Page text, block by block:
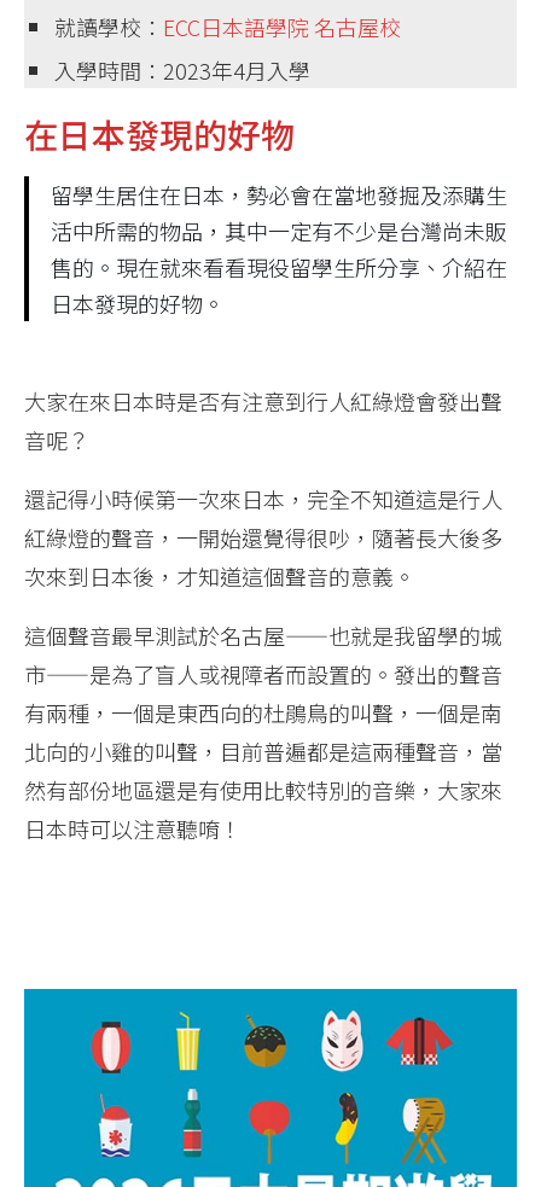
就讀學校： ECC日本語學院 名古屋校
入學時間：2023年4月入學
在日本發現的好物
留學生居住在日本，勢必會在當地發掘及添購生
活中所需的物品，其中一定有不少是台灣尚未販
售的。現在就來看看現役留學生所分享、介紹在
日本發現的好物。
大家在來日本時是否有注意到行人紅綠燈會發出聲
音呢？
還記得小時候第一次來日本，完全不知道這是行人
紅綠燈的聲音，一開始還覺得很吵，隨著長大後多
次來到日本後，才知道這個聲音的意義。
這個聲音最早測試於名古屋——也就是我留學的城
市——是為了盲人或視障者而設置的。發出的聲音
有兩種，一個是東西向的杜鵑鳥的叫聲，一個是南
北向的小雞的叫聲，目前普遍都是這兩種聲音，當
然有部份地區還是有使用比較特別的音樂，大家來
日本時可以注意聽唷！